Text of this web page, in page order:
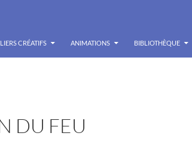
CRÉATIFS ANIMATIONS BIBLIOTHÈQUE
DU FEU